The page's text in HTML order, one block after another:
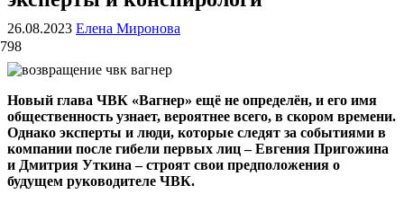
26.08.2023 Елена Миронова
798
Новый глава ЧВК «Вагнер» ещё не определён, и его имя
общественность узнает, вероятнее всего, в скором времени.
Однако эксперты и люди, которые следят за событиями в
компании после гибели первых лиц – Евгения Пригожина
и Дмитрия Уткина – строят свои предположения о
будущем руководителе ЧВК.